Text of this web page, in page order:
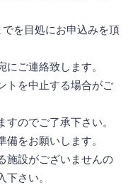
を目処にお申込みを頂
ご連絡致します。
トを中止する場合がご
のでご了承下さい。
をお願いします。
施設がございませんの
さい。